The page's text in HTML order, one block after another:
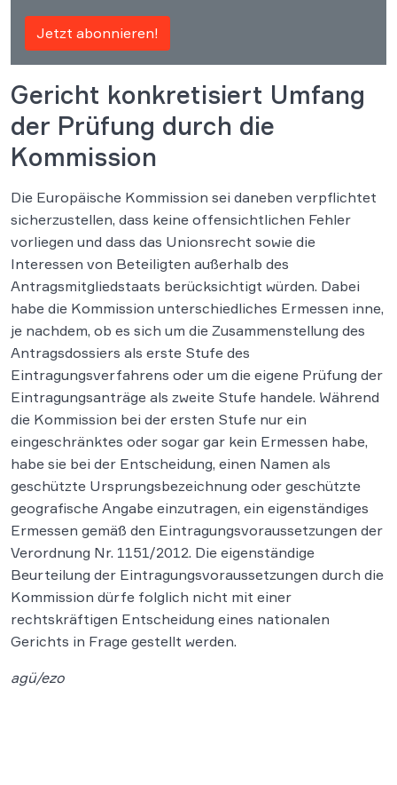
Jetzt abonnieren!
Gericht konkretisiert Umfang
der Prüfung durch die
Kommission
Die Europäische Kommission sei daneben verpflichtet
sicherzustellen, dass keine offensichtlichen Fehler
vorliegen und dass das Unionsrecht sowie die
Interessen von Beteiligten außerhalb des
Antragsmitgliedstaats berücksichtigt würden. Dabei
habe die Kommission unterschiedliches Ermessen inne,
je nachdem, ob es sich um die Zusammenstellung des
Antragsdossiers als erste Stufe des
Eintragungsverfahrens oder um die eigene Prüfung der
Eintragungsanträge als zweite Stufe handele. Während
die Kommission bei der ersten Stufe nur ein
eingeschränktes oder sogar gar kein Ermessen habe,
habe sie bei der Entscheidung, einen Namen als
geschützte Ursprungsbezeichnung oder geschützte
geografische Angabe einzutragen, ein eigenständiges
Ermessen gemäß den Eintragungsvoraussetzungen der
Verordnung Nr. 1151/2012. Die eigenständige
Beurteilung der Eintragungsvoraussetzungen durch die
Kommission dürfe folglich nicht mit einer
rechtskräftigen Entscheidung eines nationalen
Gerichts in Frage gestellt werden.
agü/ezo